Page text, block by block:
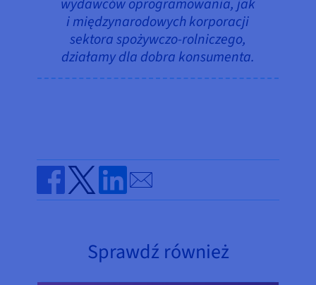
wydawców oprogramowania, jak
i międzynarodowych korporacji
sektora spożywczo-rolniczego,
działamy dla dobra konsumenta.
Share on Facebook
Share on Twitter
Share on Linkedin
Send by email
Sprawdź również